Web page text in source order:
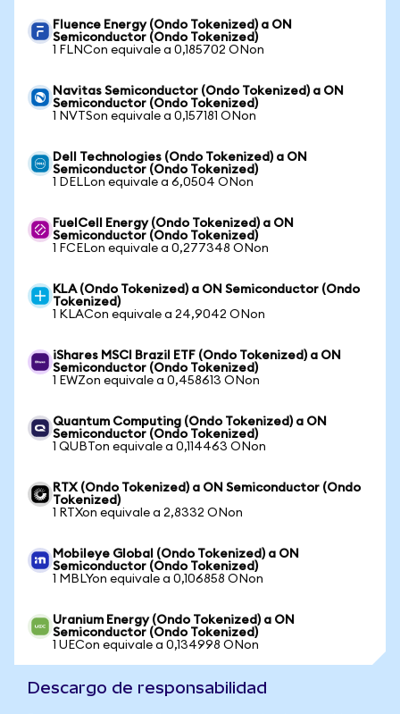
Fluence Energy (Ondo Tokenized) a ON
Semiconductor (Ondo Tokenized)
1 FLNCon equivale a 0,185702 ONon
Navitas Semiconductor (Ondo Tokenized) a ON
Semiconductor (Ondo Tokenized)
1 NVTSon equivale a 0,157181 ONon
Dell Technologies (Ondo Tokenized) a ON
Semiconductor (Ondo Tokenized)
1 DELLon equivale a 6,0504 ONon
FuelCell Energy (Ondo Tokenized) a ON
Semiconductor (Ondo Tokenized)
1 FCELon equivale a 0,277348 ONon
KLA (Ondo Tokenized) a ON Semiconductor (Ondo
Tokenized)
1 KLACon equivale a 24,9042 ONon
iShares MSCI Brazil ETF (Ondo Tokenized) a ON
Semiconductor (Ondo Tokenized)
1 EWZon equivale a 0,458613 ONon
Quantum Computing (Ondo Tokenized) a ON
Semiconductor (Ondo Tokenized)
1 QUBTon equivale a 0,114463 ONon
RTX (Ondo Tokenized) a ON Semiconductor (Ondo
Tokenized)
1 RTXon equivale a 2,8332 ONon
Mobileye Global (Ondo Tokenized) a ON
Semiconductor (Ondo Tokenized)
1 MBLYon equivale a 0,106858 ONon
Uranium Energy (Ondo Tokenized) a ON
Semiconductor (Ondo Tokenized)
1 UECon equivale a 0,134998 ONon
Descargo de responsabilidad